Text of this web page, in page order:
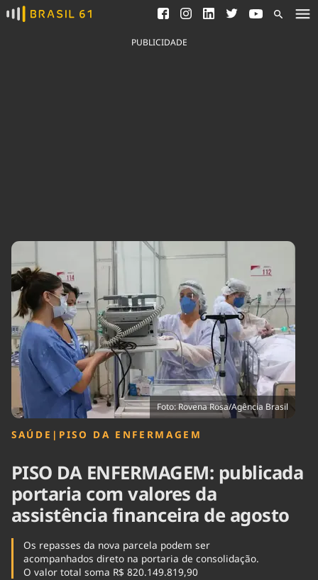
Ver todas as notícias
Saneamento
Indicadores
Agronegócios
Brasil
Brasil Mineral
Ciência &
Tecnologia
Cinema
Comportamento
Economia
Educação
Infraestrutura
Internacional
Meio Ambiente
Podcast
Política
Saúde
Tempo
PUBLICIDADE
Foto: Rovena Rosa/Agência Brasil
SAÚDE | PISO DA ENFERMAGEM
PISO DA ENFERMAGEM: publicada
portaria com valores da
assistência financeira de agosto
Os repasses da nova parcela podem ser
acompanhados direto na portaria de consolidação.
O valor total soma R$ 820.149.819,90